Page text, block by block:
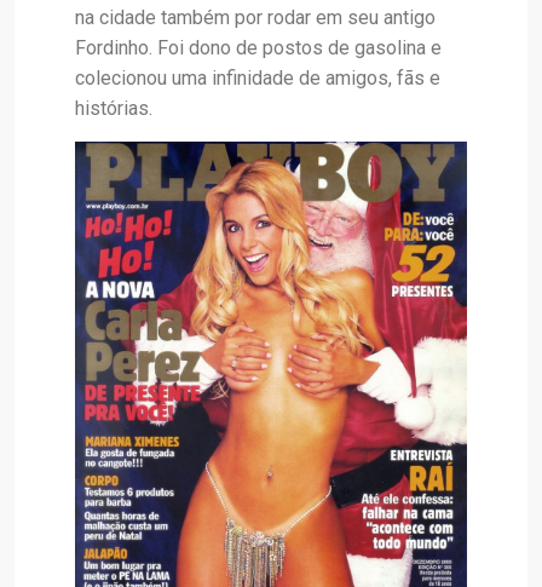
na cidade também por rodar em seu antigo
Fordinho. Foi dono de postos de gasolina e
colecionou uma infinidade de amigos, fãs e
histórias.